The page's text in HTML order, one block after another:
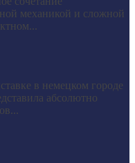
механикой и сложной
в немецком городе
абсолютно